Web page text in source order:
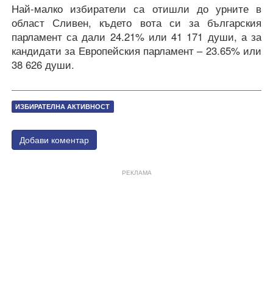
Най-малко избиратели са отишли до урните в
област Сливен, където вота си за българския
парламент са дали 24.21% или 41 171 души, а за
кандидати за Европейския парламент – 23.65% или
38 626 души.
ИЗБИРАТЕЛНА АКТИВНОСТ
Добави коментар
РЕКЛАМА